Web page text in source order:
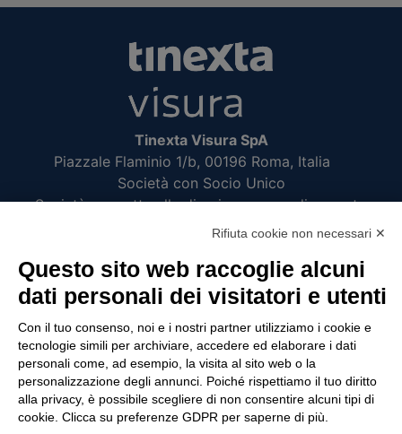
Tinexta Visura SpA
Piazzale Flaminio 1/b, 00196 Roma, Italia
Società con Socio Unico
Società soggetta alla direzione e coordinamento
di Tinexta SpA
UTILITÀ
Recupero Password
Verifica attestato di presenza
POLICIES AND TERMS
Rifiuta cookie non necessari ✕
Questo sito web raccoglie alcuni
dati personali dei visitatori e utenti
Con il tuo consenso, noi e i nostri partner utilizziamo i cookie e
tecnologie simili per archiviare, accedere ed elaborare i dati
personali come, ad esempio, la visita al sito web o la
personalizzazione degli annunci. Poiché rispettiamo il tuo diritto
alla privacy, è possibile scegliere di non consentire alcuni tipi di
cookie. Clicca su preferenze GDPR per saperne di più.